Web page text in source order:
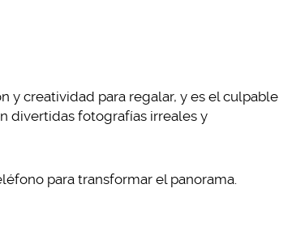
y creatividad para regalar, y es el culpable
divertidas fotografías irreales y
para transformar el panorama.